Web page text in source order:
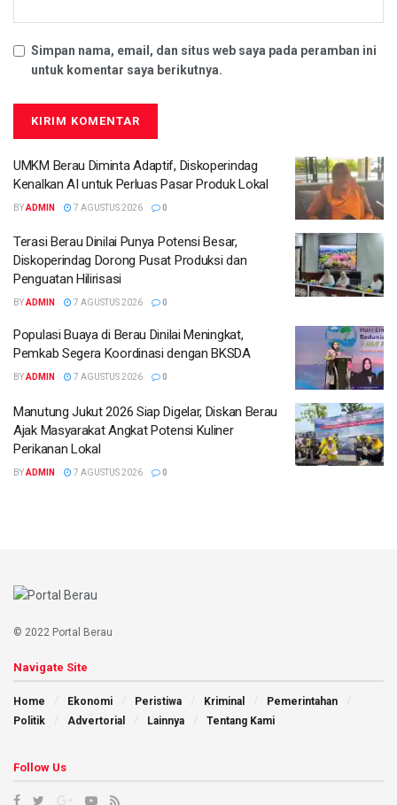
Simpan nama, email, dan situs web saya pada peramban ini
untuk komentar saya berikutnya.
UMKM Berau Diminta Adaptif, Diskoperindag
Kenalkan AI untuk Perluas Pasar Produk Lokal
BYADMIN 7 AGUSTUS 2026 0
Terasi Berau Dinilai Punya Potensi Besar,
Diskoperindag Dorong Pusat Produksi dan
Penguatan Hilirisasi
BYADMIN 7 AGUSTUS 2026 0
Populasi Buaya di Berau Dinilai Meningkat,
Pemkab Segera Koordinasi dengan BKSDA
BYADMIN 7 AGUSTUS 2026 0
Manutung Jukut 2026 Siap Digelar, Diskan Berau
Ajak Masyarakat Angkat Potensi Kuliner
Perikanan Lokal
BYADMIN 7 AGUSTUS 2026 0
© 2022 Portal Berau
Navigate Site
Home Ekonomi Peristiwa Kriminal
Pemerintahan
Politik
Advertorial Lainnya Tentang Kami
Follow Us